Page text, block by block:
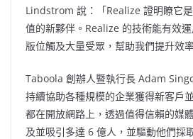
Lindstrom 說：「Realize 證明瞭它
值的新夥伴。Realize 的技術能有效
版位觸及大量受眾，幫助我們提升效
Taboola 創辦人暨執行長 Adam
持續協助各種規模的企業獲得新客戶
都在開放網路上，透過值得信賴的媒
及並吸引多達 6 億人，並驅動他們採